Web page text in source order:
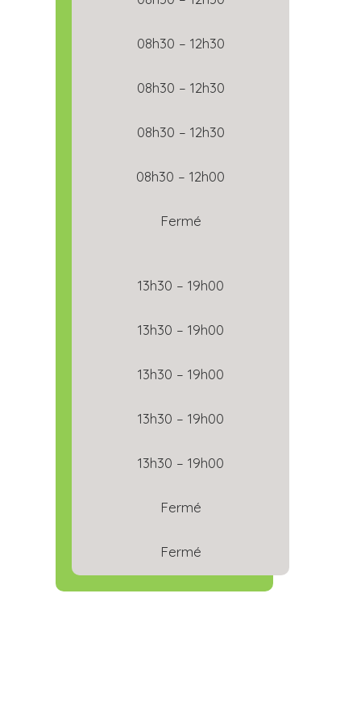
08h30 – 12h30
08h30 – 12h30
08h30 – 12h30
08h30 – 12h00
Fermé
13h30 – 19h00
13h30 – 19h00
13h30 – 19h00
13h30 – 19h00
13h30 – 19h00
Fermé
Fermé